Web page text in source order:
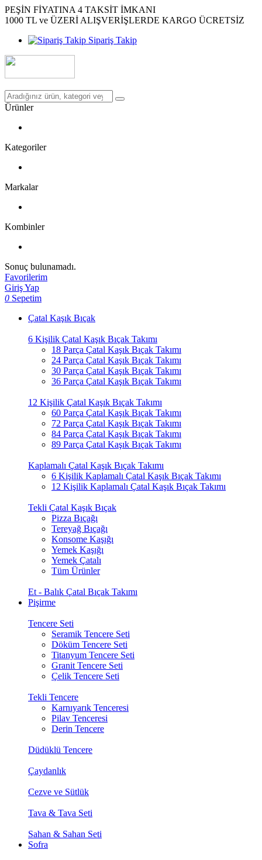
PEŞİN FİYATINA 4 TAKSİT İMKANI
1000 TL ve ÜZERİ ALIŞVERİŞLERDE KARGO ÜCRETSİZ
Sipariş Takip
Ürünler
Kategoriler
Markalar
Kombinler
Sonuç bulunamadı.
Favorilerim
Giriş Yap
0 Sepetim
Çatal Kaşık Bıçak
6 Kişilik Çatal Kaşık Bıçak Takımı
18 Parça Çatal Kaşık Bıçak Takımı
24 Parça Çatal Kaşık Bıçak Takımı
30 Parça Çatal Kaşık Bıçak Takımı
36 Parça Çatal Kaşık Bıçak Takımı
12 Kişilik Çatal Kaşık Bıçak Takımı
60 Parça Çatal Kaşık Bıçak Takımı
72 Parça Çatal Kaşık Bıçak Takımı
84 Parça Çatal Kaşık Bıçak Takımı
89 Parça Çatal Kaşık Bıçak Takımı
Kaplamalı Çatal Kaşık Bıçak Takımı
6 Kişilik Kaplamalı Çatal Kaşık Bıçak Takımı
12 Kişilik Kaplamalı Çatal Kaşık Bıçak Takımı
Tekli Çatal Kaşık Bıçak
Pizza Bıçağı
Tereyağ Bıçağı
Konsome Kaşığı
Yemek Kaşığı
Yemek Çatalı
Tüm Ürünler
Et - Balık Çatal Bıçak Takımı
Pişirme
Tencere Seti
Seramik Tencere Seti
Döküm Tencere Seti
Titanyum Tencere Seti
Granit Tencere Seti
Çelik Tencere Seti
Tekli Tencere
Karnıyarık Tenceresi
Pilav Tenceresi
Derin Tencere
Düdüklü Tencere
Çaydanlık
Cezve ve Sütlük
Tava & Tava Seti
Sahan & Sahan Seti
Sofra